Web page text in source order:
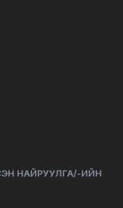
НАЙРУУЛГА/-ИЙН